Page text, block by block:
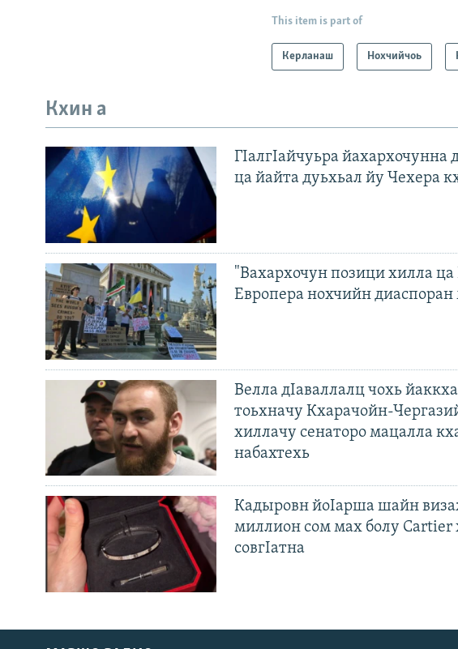
This item is part of
Керланаш Нохчийчоь
Кхин а
ГIалгIайчуьра йахархочунна
ца йайта дуьхьал йу Чехера
"Вахархочун позици хилла ца
Европера нохчийн
Велла дIаваллалц чохь
тоьхначу Кхарачойн-
хиллачу сенаторо мацалла
набахтехь
Кадыровн йоIарша шайн
миллион сом мах болу Cartier
совгIатна